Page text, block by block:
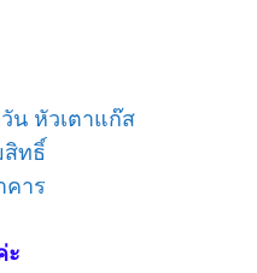
น หัวเตาแก๊ส
สิทธิ์
คาร
ะ